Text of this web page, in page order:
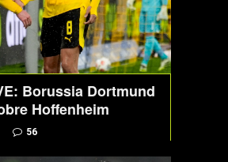
Borussia Dortmund
Hoffenheim
56